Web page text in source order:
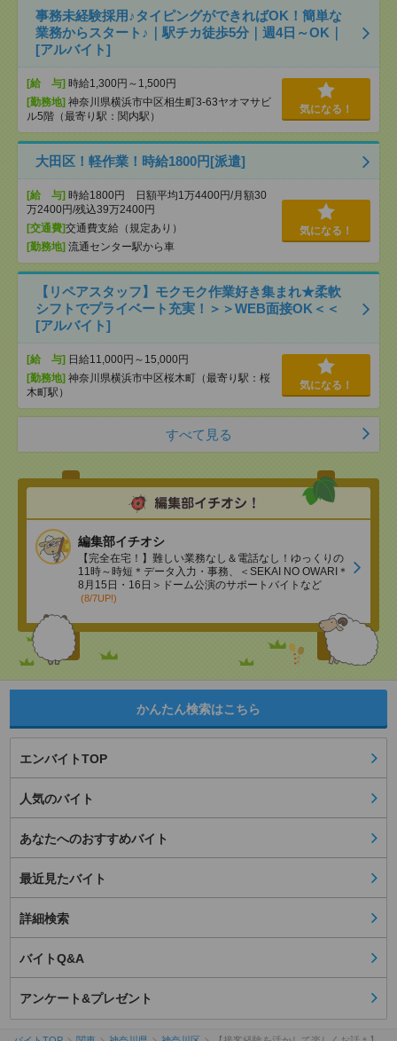
事務未経験採用♪タイピングができればOK！簡単な
業務からスタート♪｜駅チカ徒歩5分｜週4日～OK｜
[アルバイト]
[給 与] 時給1,300円～1,500円
[勤務地] 神奈川県横浜市中区相生町3-63ヤオマサビ
ル5階（最寄り駅：関内駅）
気になる！
大田区！軽作業！時給1800円[派遣]
[給 与] 時給1800円 日額平均1万4400円/月額30
万2400円/残込39万2400円
[交通費]交通費支給（規定あり）
[勤務地] 流通センター駅から車
気になる！
【リペアスタッフ】モクモク作業好き集まれ★柔軟
シフトでプライベート充実！＞＞WEB面接OK＜＜
[アルバイト]
[給 与] 日給11,000円～15,000円
[勤務地] 神奈川県横浜市中区桜木町（最寄り駅：桜
木町駅）
気になる！
すべて見る
編集部イチオシ
【完全在宅！】難しい業務なし＆電話なし！ゆっくりの
11時～時短＊データ入力・事務、＜SEKAI NO OWARI＊
8月15日・16日＞ドーム公演のサポートバイトなど
(8/7UP!)
かんたん検索はこちら
エンバイトTOP
人気のバイト
あなたへのおすすめバイト
最近見たバイト
詳細検索
バイトQ&A
アンケート&プレゼント